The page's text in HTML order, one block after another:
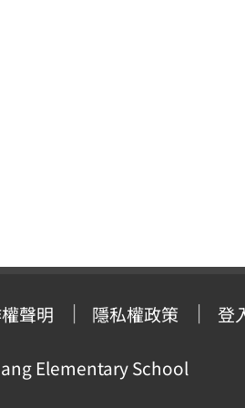
聲明 隱私權政策 登
Elementary School